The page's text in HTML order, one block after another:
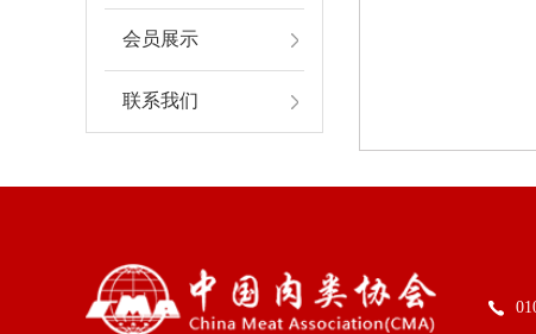
会员展示
联系我们